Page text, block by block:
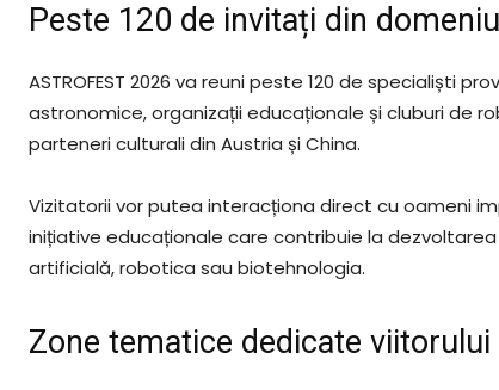
Peste 120 de invitați din
ASTROFEST 2026 va reuni peste 120 de specialiști
astronomice, organizații educaționale și cluburi de
parteneri culturali din Austria și China.
Vizitatorii vor putea interacționa direct cu oameni
inițiative educaționale care contribuie la
artificială, robotica sau biotehnologia.
Zone tematice dedicate viitorului